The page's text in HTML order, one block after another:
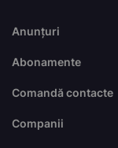
Anunțuri
Abonamente
Comandă contacte
Companii